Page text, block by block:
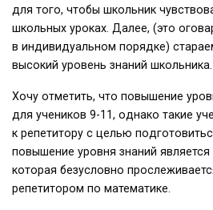
для того, чтобы школьник
школьных уроках. Далее, (это
в индивидуальном порядке)
высокий уровень знаний школьника.
Хочу отметить, что повышение
для учеников 9-11, однако такие
к репетитору с целью
повышение уровня знаний
которая безусловно
репетитором по математике.